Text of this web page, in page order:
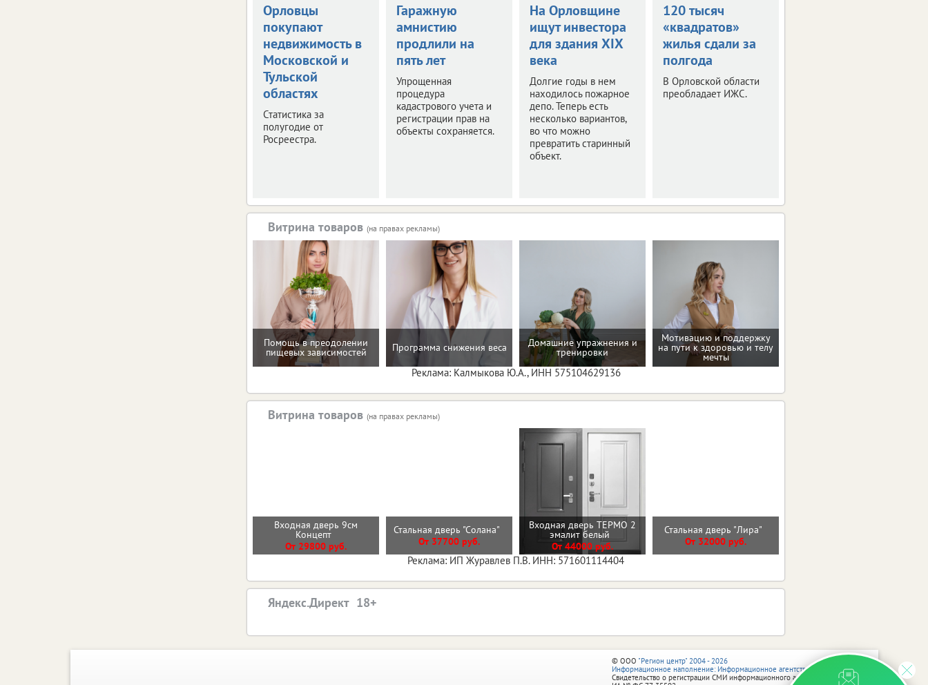
Орловцы
покупают
недвижимость в
Московской и
Тульской
областях
Статистика за
полугодие от
Росреестра.
Гаражную
амнистию
продлили на
пять лет
Упрощенная
процедура
кадастрового учета и
регистрации прав на
объекты сохраняется.
На Орловщине
ищут инвестора
для здания XIX
века
Долгие годы в нем
находилось пожарное
депо. Теперь есть
несколько вариантов,
во что можно
превратить старинный
объект.
120 тысяч
«квадратов»
жилья сдали за
полгода
В Орловской области
преобладает ИЖС.
Витрина товаров (на правах рекламы)
Помощь в преодолении
пищевых зависимостей Программа снижения веса Домашние упражнения и
тренировки
Мотивацию и поддержку
на пути к здоровью и телу
мечты
Реклама: Калмыкова Ю.А., ИНН 575104629136
Витрина товаров (на правах рекламы)
Входная дверь 9см
Концепт
От 29800 руб.
Стальная дверь "Солана"
От 37700 руб.
Входная дверь ТЕРМО 2
эмалит белый
От 44000 руб.
Стальная дверь "Лира"
От 32000 руб.
Реклама: ИП Журавлев П.В. ИНН: 571601114404
Яндекс.Директ
© ООО "Регион центр" 2004 - 2026
Информационное наполнение: Информационное агентство vRossii.ru
Свидетельство о регистрации СМИ информационного агентства vRossii.ru